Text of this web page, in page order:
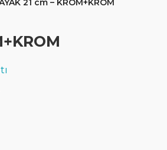
21 cm – KROM+KROM